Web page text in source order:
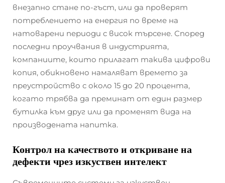
внезапно стане по-гъст, или да проверят
потреблението на енергия по време на
натоварени периоди с висок търсене. Според
последни проучвания в индустрията,
компаниите, които прилагат такива цифрови
копия, обикновено намаляват времето за
преустройство с около 15 до 20 процента,
когато трябва да преминат от един размер
бутилка към друг или да променят вида на
производената напитка.
Контрол на качеството и откриване на
дефекти чрез изкуствен интелект